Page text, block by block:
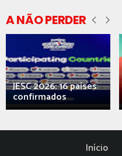
A NÃO PERDER
JESC 2026: 16 países
confirmados
Início